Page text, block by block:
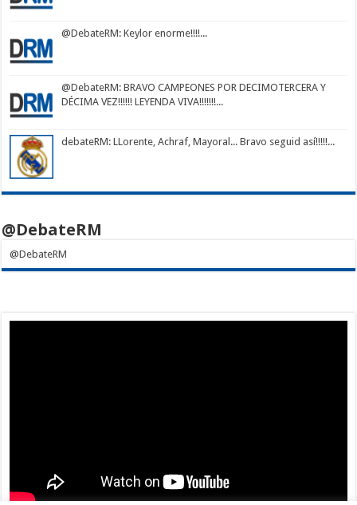
@DebateRM: Keylor enorme!!!!...
@DebateRM: BRAVO CAMPEONES POR DECIMOTERCERA Y
DÉCIMA VEZ!!!!!! LEYENDA VIVA!!!!!!!...
debateRM: LLorente, Achraf, Mayoral... Bravo seguid así!!!!!...
@DebateRM
@DebateRM